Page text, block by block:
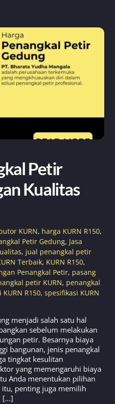
Petir
Kualitas
KURN, harga KURN R150,
Petir Gedung, Jasa
, jual penangkal petir
Terbaik, KURN R150,
Penangkal Petir, pasang
petir KURN, penangkal
R150,spesifikasi KURN
menjadi salah satu hal
sebelum melakukan
petir. Besarnya biaya
bangunan, jenis penangkal
tingkat kesulitan
yang memengaruhi biaya
Anda menentukan pilihan
penting juga memilih
[…]